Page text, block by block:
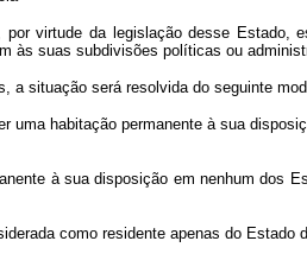
virtude da legislação desse Estado,
às suas subdivisões políticas ou
situação será resolvida do seguinte
habitação permanente à sua
à sua disposição em nenhum dos
como residente apenas do Estado